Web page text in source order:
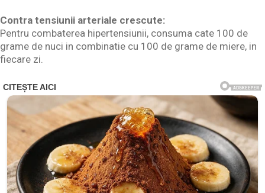
Contra tensiunii arteriale crescute:
Pentru combaterea hipertensiunii, consuma cate 100 de
grame de nuci in combinatie cu 100 de grame de miere, in
fiecare zi.